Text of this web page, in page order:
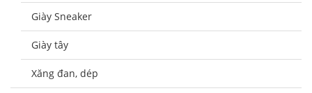
Giày Sneaker
Giày tây
Xăng đan, dép